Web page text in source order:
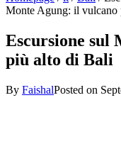
Monte Agung: il vulcano
Escursione sul
più alto di Bali
By FaishalPosted on